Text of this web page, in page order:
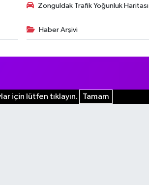
Zonguldak Trafik Yoğunluk Haritası
Haber Arşivi
için lütfen tıklayın. Tamam